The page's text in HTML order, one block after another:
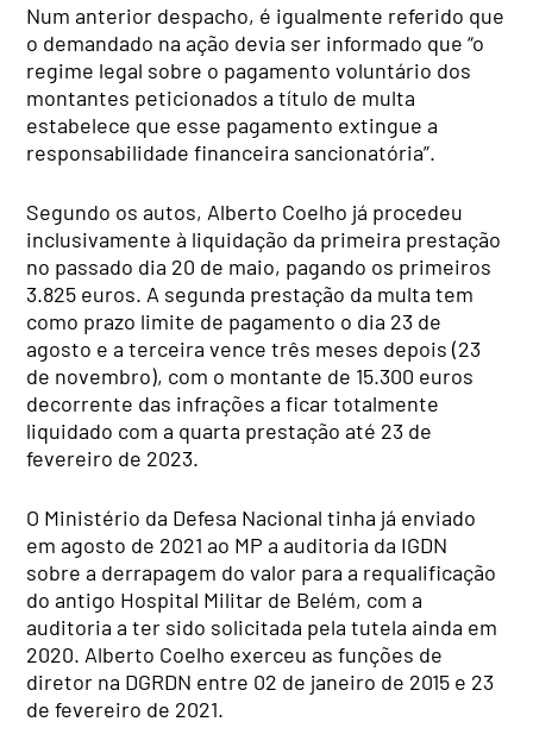
Num anterior despacho, é igualmente referido que
o demandado na ação devia ser informado que “o
regime legal sobre o pagamento voluntário dos
montantes peticionados a título de multa
estabelece que esse pagamento extingue a
responsabilidade financeira sancionatória”.
Segundo os autos, Alberto Coelho já procedeu
inclusivamente à liquidação da primeira prestação
no passado dia 20 de maio, pagando os primeiros
3.825 euros. A segunda prestação da multa tem
como prazo limite de pagamento o dia 23 de
agosto e a terceira vence três meses depois (23
de novembro), com o montante de 15.300 euros
decorrente das infrações a ficar totalmente
liquidado com a quarta prestação até 23 de
fevereiro de 2023.
O Ministério da Defesa Nacional tinha já enviado
em agosto de 2021 ao MP a auditoria da IGDN
sobre a derrapagem do valor para a requalificação
do antigo Hospital Militar de Belém, com a
auditoria a ter sido solicitada pela tutela ainda em
2020. Alberto Coelho exerceu as funções de
diretor na DGRDN entre 02 de janeiro de 2015 e 23
de fevereiro de 2021.